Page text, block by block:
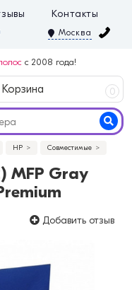
Контакты
Москва
с 2008 года!
Корзина 0
HP Совместимые
MFP Gray
Добавить отзыв